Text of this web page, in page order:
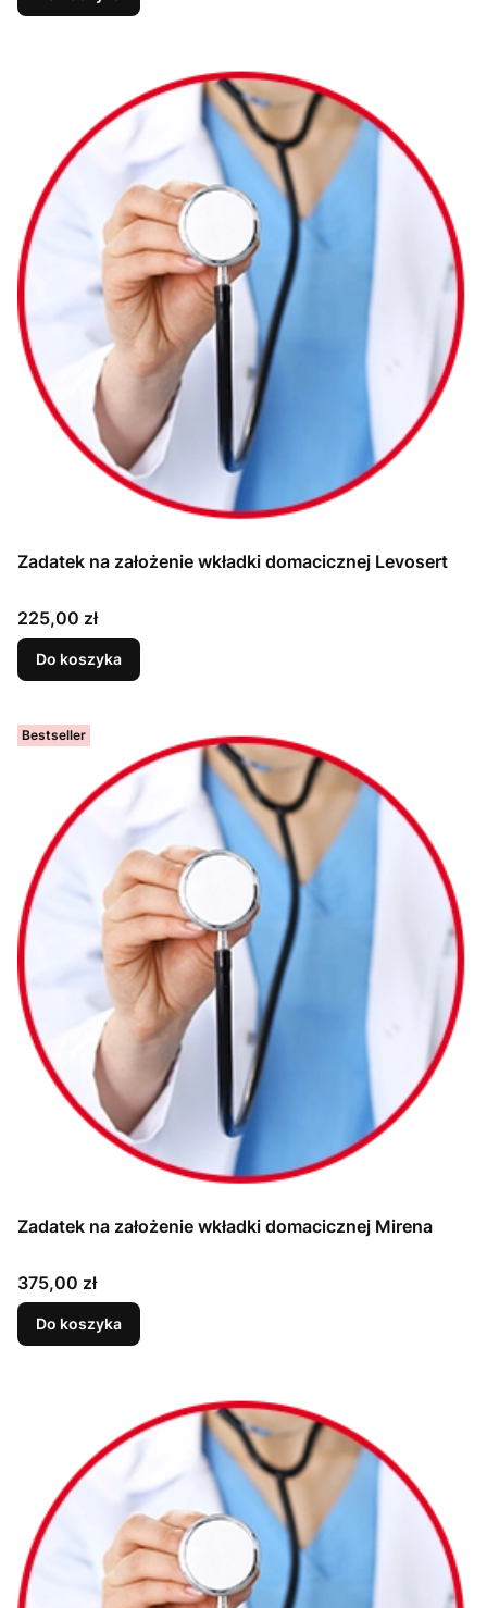
Zadatek na założenie wkładki domacicznej Levosert
Cena
225,00 zł
Do koszyka
Bestseller
Zadatek na założenie wkładki domacicznej Mirena
Cena
375,00 zł
Do koszyka